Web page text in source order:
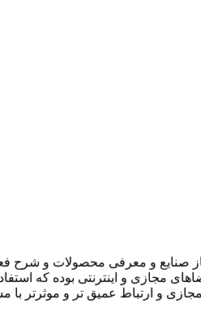
صنایع و معرفی محصولات و شرح
مجازی و اینترنتی بوده که
و ارتباط عمیق تر و موثرتر با